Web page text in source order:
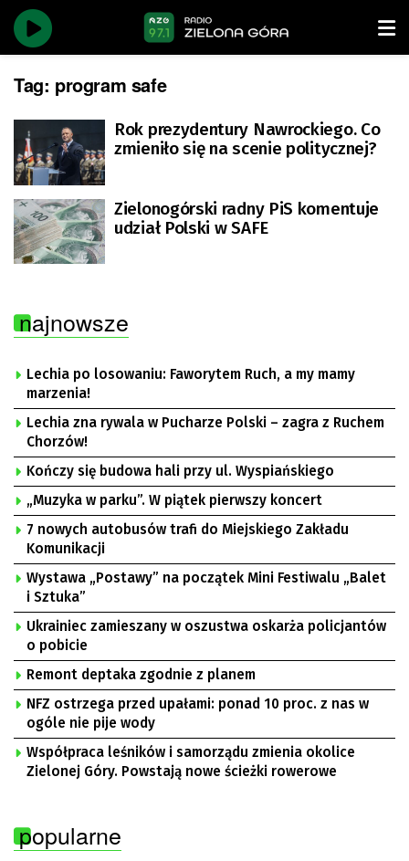
Tag: program safe
Rok prezydentury Nawrockiego. Co
zmieniło się na scenie politycznej?
Zielonogórski radny PiS komentuje
udział Polski w SAFE
najnowsze
Lechia po losowaniu: Faworytem Ruch, a my mamy
marzenia!
Lechia zna rywala w Pucharze Polski – zagra z Ruchem
Chorzów!
Kończy się budowa hali przy ul. Wyspiańskiego
„Muzyka w parku”. W piątek pierwszy koncert
7 nowych autobusów trafi do Miejskiego Zakładu
Komunikacji
Wystawa „Postawy” na początek Mini Festiwalu „Balet
i Sztuka”
Ukrainiec zamieszany w oszustwa oskarża policjantów
o pobicie
Remont deptaka zgodnie z planem
NFZ ostrzega przed upałami: ponad 10 proc. z nas w
ogóle nie pije wody
Współpraca leśników i samorządu zmienia okolice
Zielonej Góry. Powstają nowe ścieżki rowerowe
popularne